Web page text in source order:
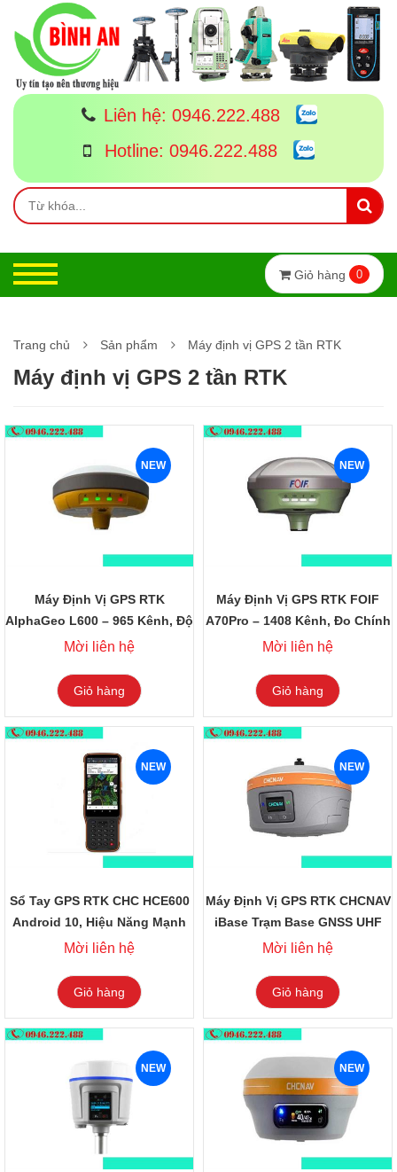
Liên hệ: 0946.222.488
Hotline: 0946.222.488
Giỏ hàng 0
Trang chủ Sản phẩm Máy định vị GPS 2 tần RTK
Máy định vị GPS 2 tần RTK
NEW
Máy Định Vị GPS RTK
AlphaGeo L600 – 965 Kênh, Độ
Chính Xác Cao
Mời liên hệ
Giỏ hàng
NEW
Máy Định Vị GPS RTK FOIF
A70Pro – 1408 Kênh, Đo Chính
Xác Đến Milimet
Mời liên hệ
Giỏ hàng
NEW
Sổ Tay GPS RTK CHC HCE600
Android 10, Hiệu Năng Mạnh
Mẽ
Mời liên hệ
Giỏ hàng
NEW
Máy Định Vị GPS RTK CHCNAV
iBase Trạm Base GNSS UHF
5W Chuyên Nghiệp
Mời liên hệ
Giỏ hàng
NEW NEW